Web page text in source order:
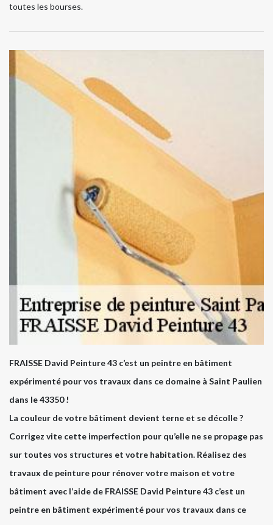
toutes les bourses.
FRAISSE David Peinture 43 c’est un peintre en bâtiment
expérimenté pour vos travaux dans ce domaine à Saint Paulien
dans le 43350 !
La couleur de votre bâtiment devient terne et se décolle ?
Corrigez vite cette imperfection pour qu’elle ne se propage pas
sur toutes vos structures et votre habitation. Réalisez des
travaux de peinture pour rénover votre maison et votre
bâtiment avec l’aide de FRAISSE David Peinture 43 c’est un
peintre en bâtiment expérimenté pour vos travaux dans ce